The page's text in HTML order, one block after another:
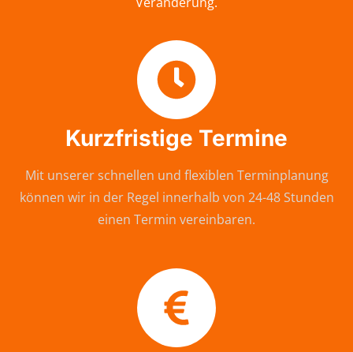
Kurzfristige Termine
Mit unserer schnellen und flexiblen Terminplanung
können wir in der Regel innerhalb von 24-48 Stunden
einen Termin vereinbaren.